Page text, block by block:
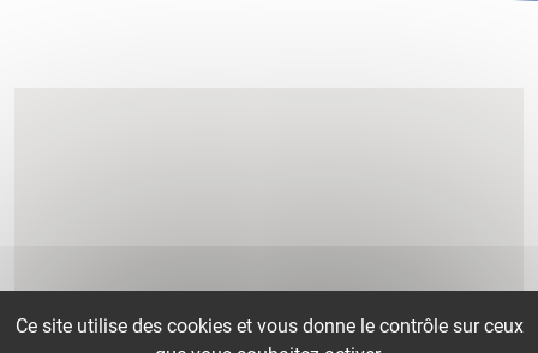
Ce site utilise des cookies et vous donne le contrôle sur ceux